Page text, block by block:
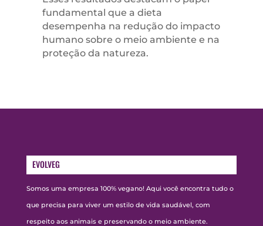
fundamental que a dieta
desempenha na redução do impacto
humano sobre o meio ambiente e na
proteção da natureza.
EVOLVEG
Somos uma empresa 100% vegano! Aqui você encontra tudo o
que precisa para viver um estilo de vida saudável, com
respeito aos animais e preservando o meio ambiente.